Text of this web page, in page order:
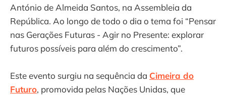
António de Almeida Santos, na Assembleia da
República. Ao longo de todo o dia o tema foi “Pensar
nas Gerações Futuras - Agir no Presente: explorar
futuros possíveis para além do crescimento”.
Este evento surgiu na sequência da Cimeira do
Futuro, promovida pelas Nações Unidas, que